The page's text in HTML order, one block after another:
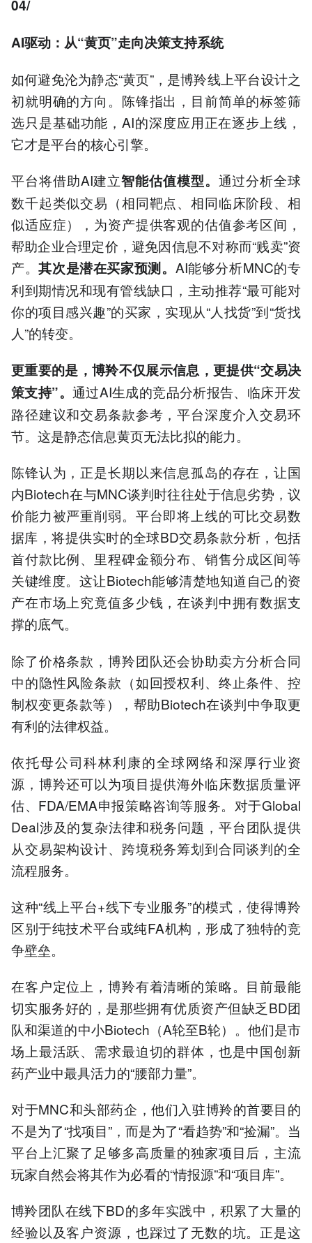
04/
AI驱动：从“黄页”走向决策支持系统
如何避免沦为静态“黄页”，是博羚线上平台设计之
初就明确的方向。陈锋指出，目前简单的标签筛
选只是基础功能，AI的深度应用正在逐步上线，
它才是平台的核心引擎。
平台将借助AI建立智能估值模型。 通过分析全球
数千起类似交易（相同靶点、相同临床阶段、相
似适应症），为资产提供客观的估值参考区间，
帮助企业合理定价，避免因信息不对称而“贱卖”资
产。其次是潜在买家预测。 AI能够分析MNC的专
利到期情况和现有管线缺口，主动推荐“最可能对
你的项目感兴趣”的买家，实现从“人找货”到“货找
人”的转变。
更重要的是，博羚不仅展示信息，更提供“交易决
策支持”。 通过AI生成的竞品分析报告、临床开发
路径建议和交易条款参考，平台深度介入交易环
节。这是静态信息黄页无法比拟的能力。
陈锋认为，正是长期以来信息孤岛的存在，让国
内Biotech在与MNC谈判时往往处于信息劣势，议
价能力被严重削弱。平台即将上线的可比交易数
据库，将提供实时的全球BD交易条款分析，包括
首付款比例、里程碑金额分布、销售分成区间等
关键维度。这让Biotech能够清楚地知道自己的资
产在市场上究竟值多少钱，在谈判中拥有数据支
撑的底气。
除了价格条款，博羚团队还会协助卖方分析合同
中的隐性风险条款（如回授权利、终止条件、控
制权变更条款等），帮助Biotech在谈判中争取更
有利的法律权益。
依托母公司科林利康的全球网络和深厚行业资
源，博羚还可以为项目提供海外临床数据质量评
估、FDA/EMA申报策略咨询等服务。对于Global
Deal涉及的复杂法律和税务问题，平台团队提供
从交易架构设计、跨境税务筹划到合同谈判的全
流程服务。
这种“线上平台+线下专业服务”的模式，使得博羚
区别于纯技术平台或纯FA机构，形成了独特的竞
争壁垒。
在客户定位上，博羚有着清晰的策略。目前最能
切实服务好的，是那些拥有优质资产但缺乏BD团
队和渠道的中小Biotech（A轮至B轮）。他们是市
场上最活跃、需求最迫切的群体，也是中国创新
药产业中最具活力的“腰部力量”。
对于MNC和头部药企，他们入驻博羚的首要目的
不是为了“找项目”，而是为了“看趋势”和“捡漏”。当
平台上汇聚了足够多高质量的独家项目后，主流
玩家自然会将其作为必看的“情报源”和“项目库”。
博羚团队在线下BD的多年实践中，积累了大量的
经验以及客户资源，也踩过了无数的坑。正是这